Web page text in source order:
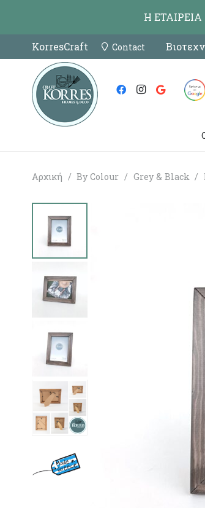
KorresCraft Contact
Αρχική / By Colour / Grey & Black /
Η